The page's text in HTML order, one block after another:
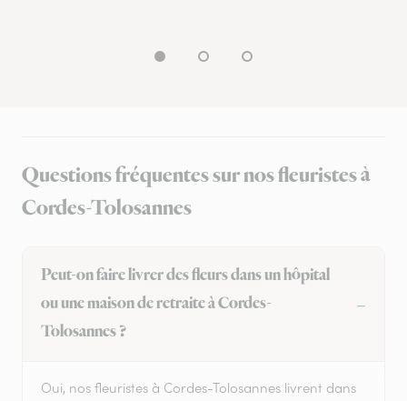
Questions fréquentes sur nos fleuristes à
Cordes-Tolosannes
Peut-on faire livrer des fleurs dans un hôpital
ou une maison de retraite à Cordes-
Tolosannes ?
Oui, nos fleuristes à Cordes-Tolosannes livrent dans